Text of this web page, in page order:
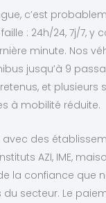
c’est
: 24h/24, 7j/7, y
minute. Nos
jusqu’à 9
et plusieurs
à mobilité réduite.
avec des
AZI, IME,
la confiance que
du secteur. Le